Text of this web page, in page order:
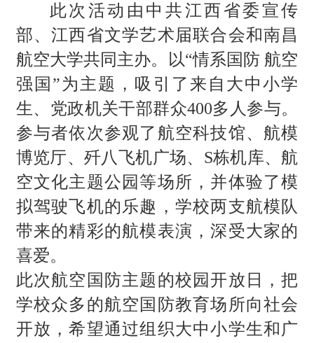
此次活动由中共江西省委宣传
部、江西省文学艺术届联合会和南昌
航空大学共同主办。以“情系国防 航空
强国”为主题，吸引了来自大中小学
生、党政机关干部群众400多人参与。
参与者依次参观了航空科技馆、航模
博览厅、歼八飞机广场、S栋机库、航
空文化主题公园等场所，并体验了模
拟驾驶飞机的乐趣，学校两支航模队
带来的精彩的航模表演，深受大家的
喜爱。
此次航空国防主题的校园开放日，把
学校众多的航空国防教育场所向社会
开放，希望通过组织大中小学生和广